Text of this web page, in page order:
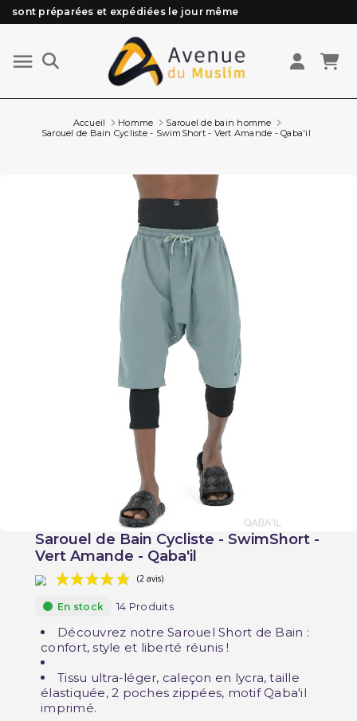
Besoin d'aide ? Retrouvez notre FAQ
Livraison offerte à partir de 89€ d'achat*
Les Commandes passées avant 15h (lun au Vend)
Accueil Homme
Sarouel de bain homme
Sarouel de Bain Cycliste - SwimShort - Vert Amande - Qaba'il
Sarouel de Bain Cycliste - SwimShort -
Vert Amande - Qaba'il
(2 avis)
En stock 14 Produits
Découvrez notre Sarouel Short de Bain :
confort, style et liberté réunis !
Tissu ultra-léger, caleçon en lycra, taille
élastiquée, 2 poches zippées, motif Qaba'il
imprimé.